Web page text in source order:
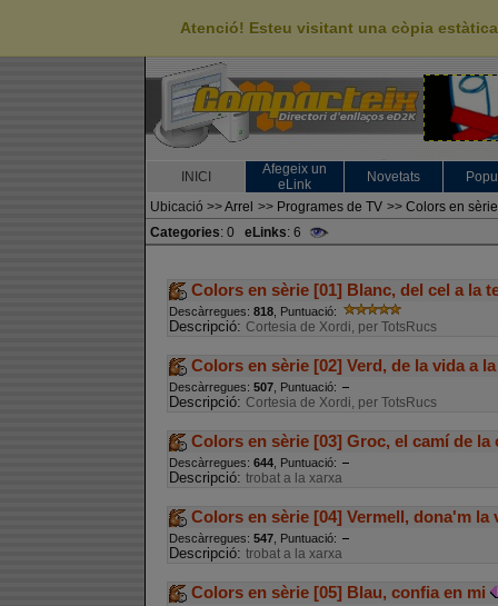
Atenció! Esteu visitant una còpia
INICI
Afegeix un
eLink
Novetats
Ubicació >>Arrel >> Programes de TV >> Colors en sèrie
Categories: 0 eLinks: 6
Colors en sèrie [01] Blanc, del cel a la
Descàrregues: 818, Puntuació:
Descripció: Cortesia de Xordi, per TotsRucs
Colors en sèrie [02] Verd, de la vida a
Descàrregues: 507, Puntuació:
Descripció: Cortesia de Xordi, per TotsRucs
Colors en sèrie [03] Groc, el camí de la
Descàrregues: 644, Puntuació:
Descripció: trobat a la xarxa
Colors en sèrie [04] Vermell, dona'm la
Descàrregues: 547, Puntuació:
Descripció: trobat a la xarxa
Colors en sèrie [05] Blau, confia en mi